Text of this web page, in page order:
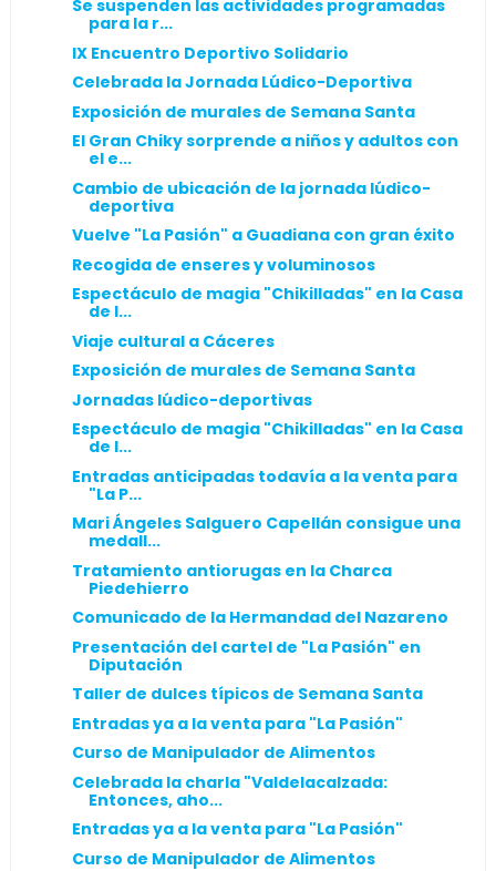
Se suspenden las actividades programadas
para la r...
IX Encuentro Deportivo Solidario
Celebrada la Jornada Lúdico-Deportiva
Exposición de murales de Semana Santa
El Gran Chiky sorprende a niños y adultos con
el e...
Cambio de ubicación de la jornada lúdico-
deportiva
Vuelve "La Pasión" a Guadiana con gran éxito
Recogida de enseres y voluminosos
Espectáculo de magia "Chikilladas" en la Casa
de l...
Viaje cultural a Cáceres
Exposición de murales de Semana Santa
Jornadas lúdico-deportivas
Espectáculo de magia "Chikilladas" en la Casa
de l...
Entradas anticipadas todavía a la venta para
"La P...
Mari Ángeles Salguero Capellán consigue una
medall...
Tratamiento antiorugas en la Charca
Piedehierro
Comunicado de la Hermandad del Nazareno
Presentación del cartel de "La Pasión" en
Diputación
Taller de dulces típicos de Semana Santa
Entradas ya a la venta para "La Pasión"
Curso de Manipulador de Alimentos
Celebrada la charla "Valdelacalzada:
Entonces, aho...
Entradas ya a la venta para "La Pasión"
Curso de Manipulador de Alimentos